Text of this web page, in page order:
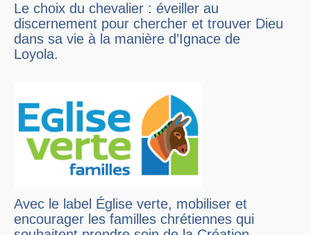
Le choix du chevalier : éveiller au
discernement pour chercher et trouver Dieu
dans sa vie à la manière d’Ignace de
Loyola.
Avec le label Église verte, mobiliser et
encourager les familles chrétiennes qui